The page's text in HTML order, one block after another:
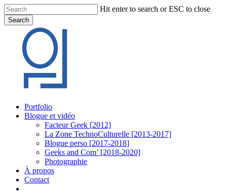
Skip
to
main
content
Hit enter to search or ESC to close
Search
Search
Menu
Portfolio
Blogue et vidéo
Facteur Geek [2012]
La Zone TechnoCulturelle [2013-2017]
Blogue perso [2017-2018]
Geeks and Com’ [2018-2020]
Photographie
À propos
Contact